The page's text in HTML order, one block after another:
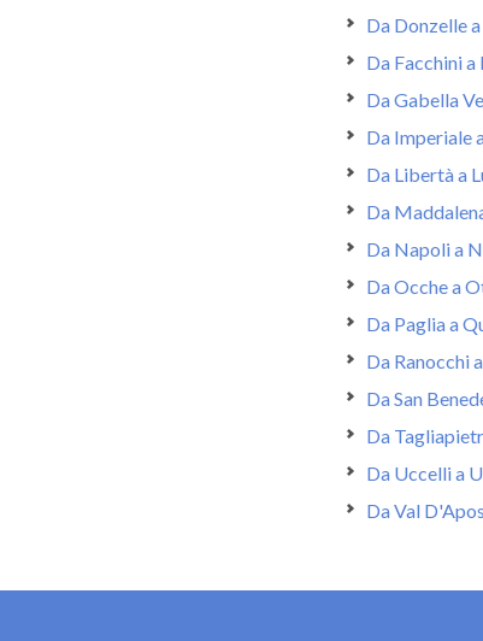
Da Donzelle
Da Facchini a
Da Gabella
Da Imperiale
Da Libertà a
Da
Da Napoli a
Da Ocche a
Da Paglia a
Da Ranocchi
Da San
Da
Da Uccelli a
Da Val